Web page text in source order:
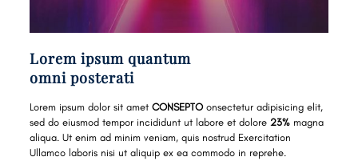
Lorem ipsum quantum
omni posterati
Lorem ipsum dolor sit amet CONSEPTOonsectetur adipisicing elit,
sed do eiusmod tempor incididunt ut labore et dolore23%magna
aliqua. Ut enim ad minim veniam, quis nostrud Exercitation
Ullamco laboris nisi ut aliquip ex ea commodo in reprehe.